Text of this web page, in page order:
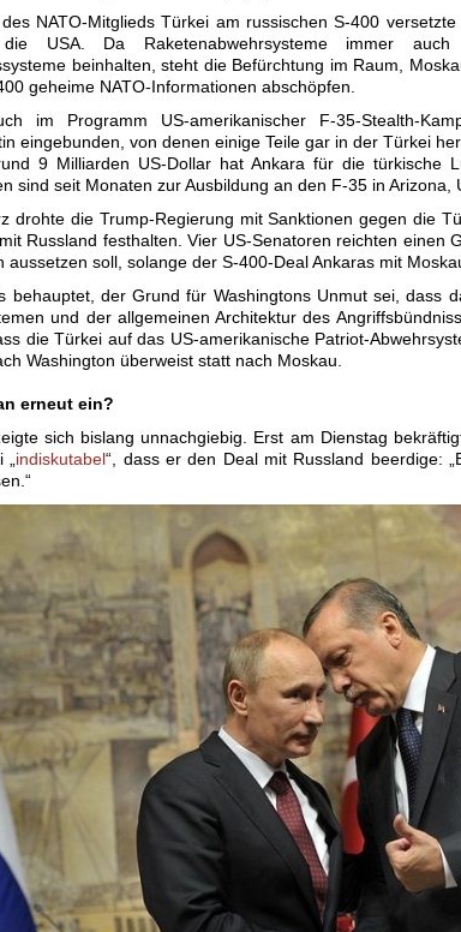
NATO-Mitglieds Türkei am russischen S-400
USA. Da Raketenabwehrsysteme immer auch
beinhalten, steht die Befürchtung im Raum,
geheime NATO-Informationen abschöpfen.
im Programm US-amerikanischer F-35-Stealth-
eingebunden, von denen einige Teile gar in der Türkei
9 Milliarden US-Dollar hat Ankara für die türkische
sind seit Monaten zur Ausbildung an den F-35 in Arizona,
drohte die Trump-Regierung mit Sanktionen gegen die
Russland festhalten. Vier US-Senatoren reichten einen
aussetzen soll, solange der S-400-Deal Ankaras mit
behauptet, der Grund für Washingtons Unmut sei, dass
und der allgemeinen Architektur des
die Türkei auf das US-amerikanische Patriot-
Washington überweist statt nach Moskau.
erneut ein?
sich bislang unnachgiebig. Erst am Dienstag
„indiskutabel“, dass er den Deal mit Russland beerdige: